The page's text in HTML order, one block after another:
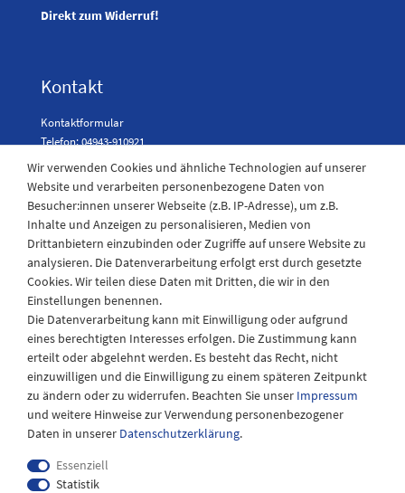
Direkt zum Widerruf!
Kontakt
Kontaktformular
Telefon: 04943-910921
Laden Öffnungszeiten
Montag - Freitag
08:30 - 12:30 und 13.00 - 17.30 Uhr
Samstags
08:30 bis 12:30 Uhr
Wir verwenden Cookies und ähnliche Technologien auf unserer
Website und verarbeiten personenbezogene Daten von
Besucher:innen unserer Webseite (z.B. IP-Adresse), um z.B.
Inhalte und Anzeigen zu personalisieren, Medien von
Drittanbietern einzubinden oder Zugriffe auf unsere Website zu
analysieren. Die Datenverarbeitung erfolgt erst durch gesetzte
Cookies. Wir teilen diese Daten mit Dritten, die wir in den
Einstellungen benennen.
Die Datenverarbeitung kann mit Einwilligung oder aufgrund
eines berechtigten Interesses erfolgen. Die Zustimmung kann
erteilt oder abgelehnt werden. Es besteht das Recht, nicht
einzuwilligen und die Einwilligung zu einem späteren Zeitpunkt
zu ändern oder zu widerrufen. Beachten Sie unser Impressum
und weitere Hinweise zur Verwendung personenbezogener
Daten in unserer Daten­schutz­erklärung.
Essenziell
Statistik